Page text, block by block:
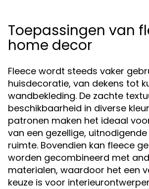
Toepassingen van
home decor
Fleece wordt steeds vaker
huisdecoratie, van dekens tot
wandbekleding. De zachte
beschikbaarheid in diverse
patronen maken het ideaal
van een gezellige,
ruimte. Bovendien kan fleece
worden gecombineerd met
materialen, waardoor het een
keuze is voor